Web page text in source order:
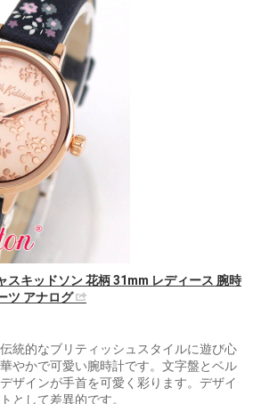
キッドソン 花柄 31mm レディース 腕時
ツ アナログ
統的なブリティッシュスタイルに遊び心
やかで可愛い腕時計です。文字盤とベル
ザインが手首を可愛く彩ります。デザイ
として差異的です。